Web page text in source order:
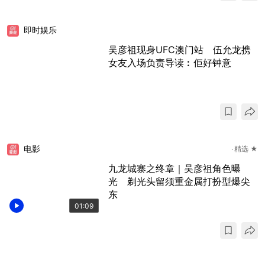
即时娱乐
吴彦祖现身UFC澳门站 伍允龙携
女友入场负责导读︰佢好钟意
01:09
电影 精选 ★
九龙城寨之终章｜吴彦祖角色曝
光 剃光头留须重金属打扮型爆尖
东